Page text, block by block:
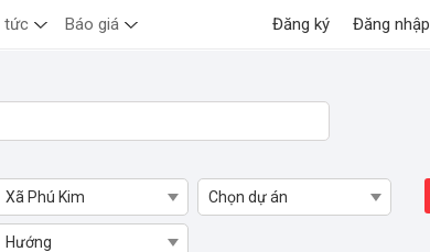
Xã Phú Kim Chọn dự án
Hướng
tức Báo giá Đăng nhập
Đăng ký